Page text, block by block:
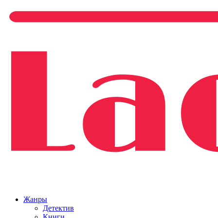
Жанры
Детектив